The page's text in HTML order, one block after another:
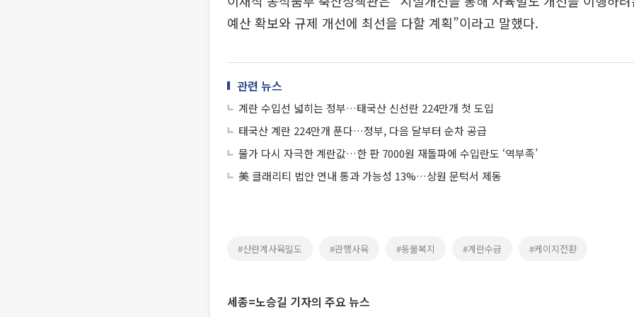
예산 확보와 규제 개선에 최선을 다할 계획”이라고 말했다.
관련 뉴스
계란 수입선 넓히는 정부…태국산 신선란 224만개 첫 도입
태국산 계란 224만개 푼다…정부, 다음 달부터 순차 공급
물가 다시 자극한 계란값…한 판 7000원 재돌파에 수입란도 ‘역부족’
美 클래리티 법안 연내 통과 가능성 13%…상원 문턱서 제동
#산란계사육밀도 #관행사육 #동물복지 #계란수급 #케이지전환
세종=노승길 기자의 주요 뉴스